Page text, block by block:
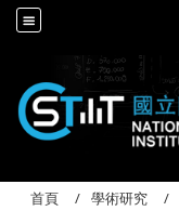
首頁 學術研究